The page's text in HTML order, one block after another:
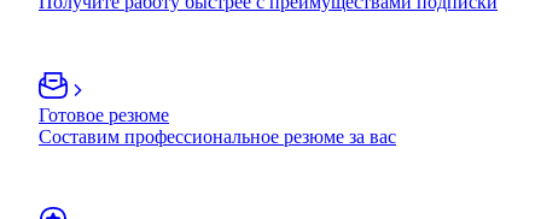
Готовое резюме
Составим профессиональное резюме за вас